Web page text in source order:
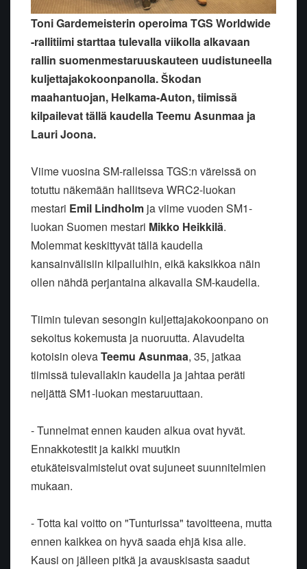
Toni Gardemeisterin operoima TGS Worldwide
-rallitiimi starttaa tulevalla viikolla alkavaan
rallin suomenmestaruuskauteen uudistuneella
kuljettajakokoonpanolla. Škodan
maahantuojan, Helkama-Auton, tiimissä
kilpailevat tällä kaudella Teemu Asunmaa ja
Lauri Joona.
Viime vuosina SM-ralleissa TGS:n väreissä on
totuttu näkemään hallitseva WRC2-luokan
mestari Emil Lindholm ja viime vuoden SM1-
luokan Suomen mestari Mikko Heikkilä.
Molemmat keskittyvät tällä kaudella
kansainvälisiin kilpailuihin, eikä kaksikkoa näin
ollen nähdä perjantaina alkavalla SM-kaudella.
Tiimin tulevan sesongin kuljettajakokoonpano on
sekoitus kokemusta ja nuoruutta. Alavudelta
kotoisin olevaTeemu Asunmaa, 35, jatkaa
tiimissä tulevallakin kaudella ja jahtaa peräti
neljättä SM1-luokan mestaruuttaan.
- Tunnelmat ennen kauden alkua ovat hyvät.
Ennakkotestit ja kaikki muutkin
etukäteisvalmistelut ovat sujuneet suunnitelmien
mukaan.
- Totta kai voitto on "Tunturissa" tavoitteena, mutta
ennen kaikkea on hyvä saada ehjä kisa alle.
Kausi on jälleen pitkä ja avauskisasta saadut